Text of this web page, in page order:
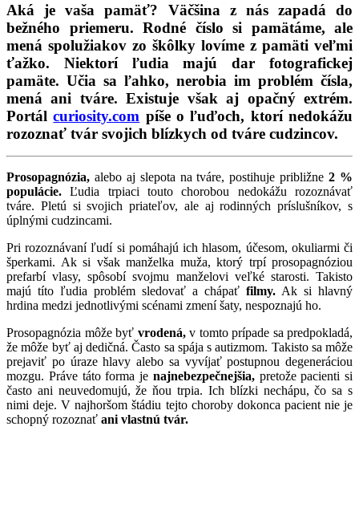
Aká je vaša pamäť? Väčšina z nás zapadá do
bežného priemeru. Rodné číslo si pamätáme, ale
mená spolužiakov zo škôlky lovíme z pamäti veľmi
ťažko. Niektorí ľudia majú dar fotografickej
pamäte. Učia sa ľahko, nerobia im problém čísla,
mená ani tváre. Existuje však aj opačný extrém.
Portálcuriosity.com píše o ľuďoch, ktorí nedokážu
rozoznať tvár svojich blízkych od tváre cudzincov.
Prosopagnózia, alebo aj slepota na tváre, postihuje približne 2 %
populácie. Ľudia trpiaci touto chorobou nedokážu rozoznávať
tváre. Pletú si svojich priateľov, ale aj rodinných príslušníkov, s
úplnými cudzincami.
Pri rozoznávaní ľudí si pomáhajú ich hlasom, účesom, okuliarmi či
šperkami. Ak si však manželka muža, ktorý trpí prosopagnóziou
prefarbí vlasy, spôsobí svojmu manželovi veľké starosti. Takisto
majú títo ľudia problém sledovať a chápať filmy. Ak si hlavný
hrdina medzi jednotlivými scénami zmení šaty, nespoznajú ho.
Prosopagnózia môže byť vrodená,v tomto prípade sa predpokladá,
že môže byť aj dedičná. Často sa spája s autizmom. Takisto sa môže
prejaviť po úraze hlavy alebo sa vyvíjať postupnou degeneráciou
mozgu. Práve táto forma je najnebezpečnejšia,pretože pacienti si
často ani neuvedomujú, že ňou trpia. Ich blízki nechápu, čo sa s
nimi deje. V najhoršom štádiu tejto choroby dokonca pacient nie je
schopný rozoznať ani vlastnú tvár.